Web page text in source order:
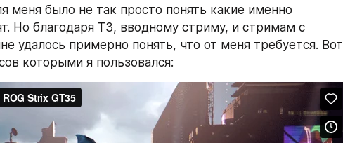
меня было не так просто понять какие именно
Но благодаря ТЗ, вводному стриму, и стримам с
удалось примерно понять, что от меня требуется. Вот
которыми я пользовался: